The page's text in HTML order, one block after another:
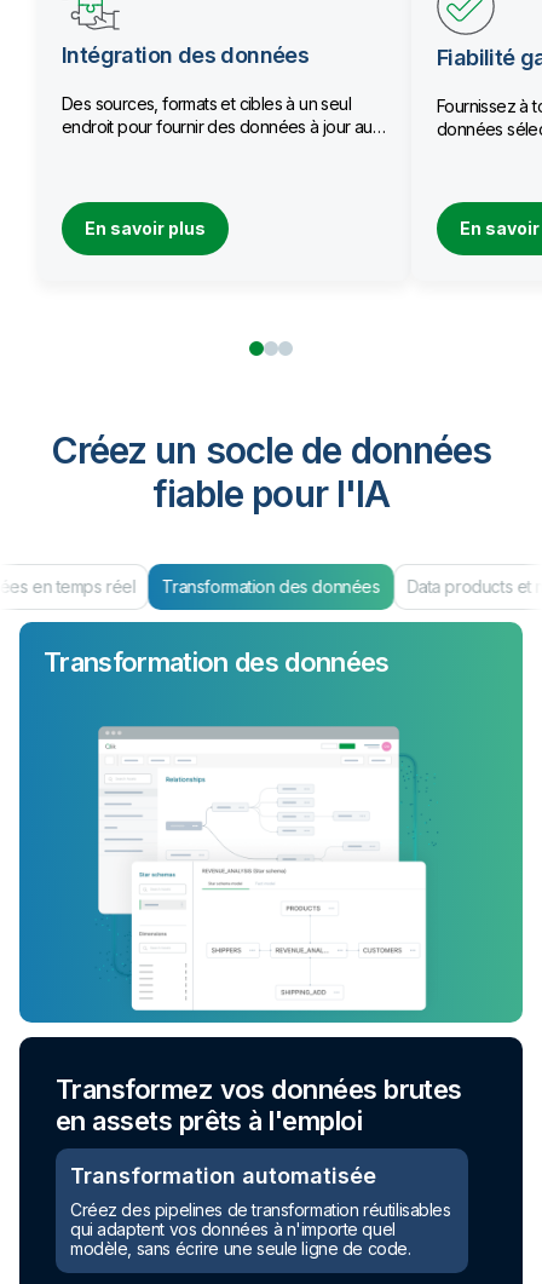
Intégration des données
Des sources, formats et cibles à un seul
endroit pour fournir des données à jour aux
En savoir plus
Fiabilité
Fournissez à
données
En
Créez un socle de données
fiable pour I'IA
en temps réel Transformation des données Data products et
Transformation des données
Transformez vos données brutes
en assets prêts à l'emploi
Transformation automatisée
Créez des pipelines de transformation réutilisables
qui adaptent vos données à n'importe quel
modèle, sans écrire une seule ligne de code.